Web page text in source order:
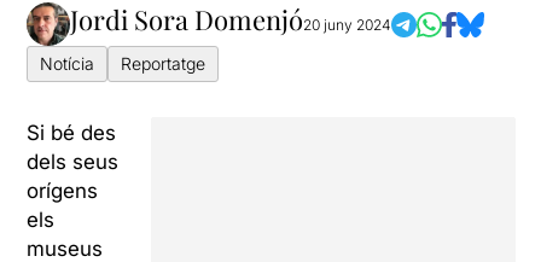
Jordi Sora Domenjó20 juny 2024
Notícia Reportatge
Si bé des
dels seus
orígens
els
museus